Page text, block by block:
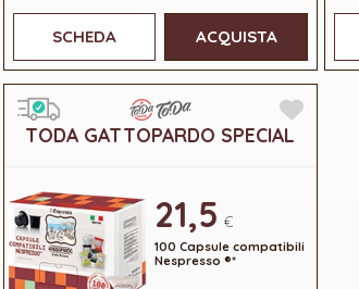
SCHEDA ACQUISTA
TODA GATTOPARDO SPECIAL
21,5 €
100 Capsule compatibili
Nespresso ®*